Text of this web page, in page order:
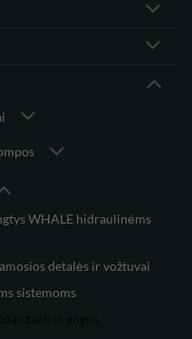
WHALE hidraulinėms
detalės ir vožtuvai
sistemoms